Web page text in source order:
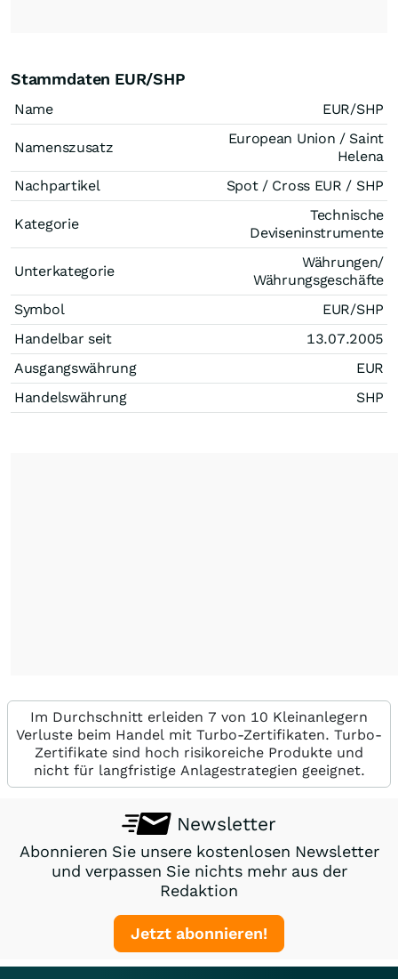
Stammdaten EUR/SHP
Name EUR/SHP
Namenszusatz
European Union / Saint
Helena
Nachpartikel
Spot / Cross EUR / SHP
Kategorie
Technische
Deviseninstrumente
Unterkategorie
Währungen/
Währungsgeschäfte
Symbol
EUR/SHP
Handelbar seit
13.07.2005
Ausgangswährung
EUR
Handelswährung
SHP
Im Durchschnitt erleiden 7 von 10 Kleinanlegern
Verluste beim Handel mit Turbo-Zertifikaten. Turbo-
Zertifikate sind hoch risikoreiche Produkte und
nicht für langfristige Anlagestrategien geeignet.
Newsletter
Abonnieren Sie unsere kostenlosen Newsletter
und verpassen Sie nichts mehr aus der
Redaktion
Jetzt abonnieren!